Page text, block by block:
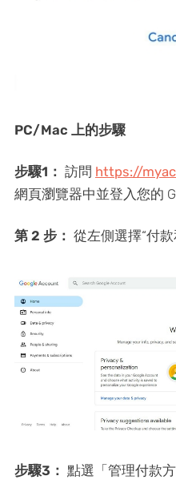
PC/Mac 上的步驟
步驟1： 訪問 https://
網頁瀏覽器中並登入您的
第 2 步： 從左側選擇“付款
步驟3： 點選「管理付款方